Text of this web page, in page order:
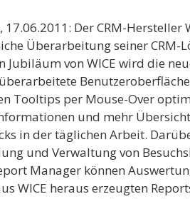
Der CRM-Hersteller
Überarbeitung seiner CRM-
Jubiläum von WICE wird die
Tooltips per Mouse-Over
und mehr
in der täglichen Arbeit.
und Verwaltung von
Manager können
WICE heraus erzeugten